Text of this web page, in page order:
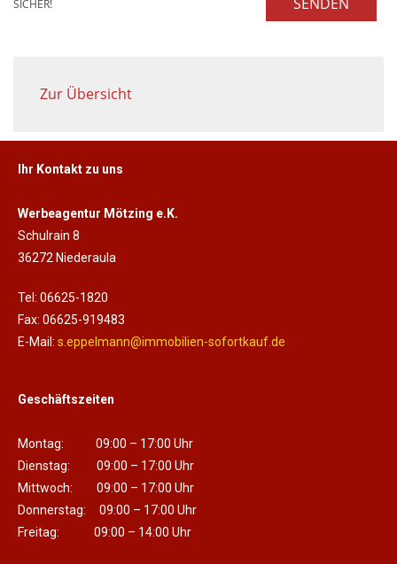
SICHER!
Zur Übersicht
Ihr Kontakt zu uns
Werbeagentur Mötzing e.K.
Schulrain 8
36272 Niederaula
Tel: 06625-1820
Fax: 06625-919483
E-Mail: s.eppelmann@immobilien-sofortkauf.de
Geschäftszeiten
Montag: 09:00 – 17:00 Uhr
Dienstag: 09:00 – 17:00 Uhr
Mittwoch: 09:00 – 17:00 Uhr
Donnerstag: 09:00 – 17:00 Uhr
Freitag: 09:00 – 14:00 Uhr